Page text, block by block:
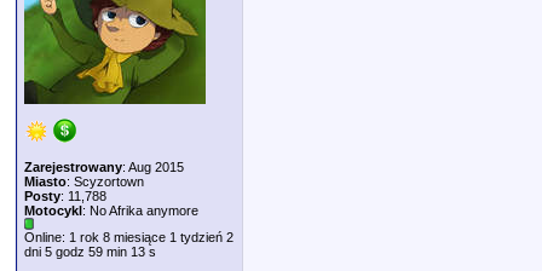
Zarejestrowany: Aug 2015
Miasto: Scyzortown
Posty: 11,788
Motocykl: No Afrika anymore
Online: 1 rok 8 miesiące 1 tydzień 2
dni 5 godz 59 min 13 s